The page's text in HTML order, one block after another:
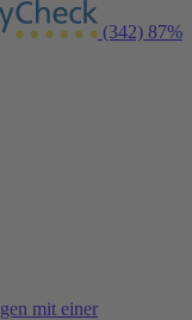
(342) 87%
mit einer